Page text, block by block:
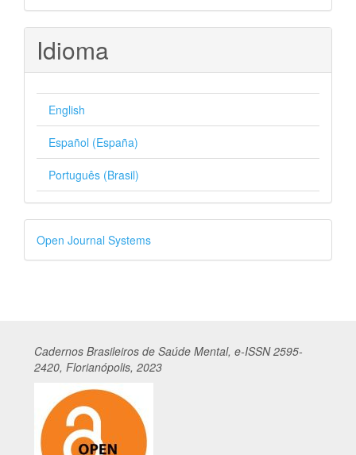
Idioma
English
Español (España)
Português (Brasil)
Desenvolvido
por
Open Journal Systems
Cadernos Brasileiros de Saúde Mental, e-ISSN 2595-
2420, Florianópolis, 2023